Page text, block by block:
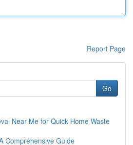
Report Page
Go
Near Me for Quick Home Waste
Comprehensive Guide